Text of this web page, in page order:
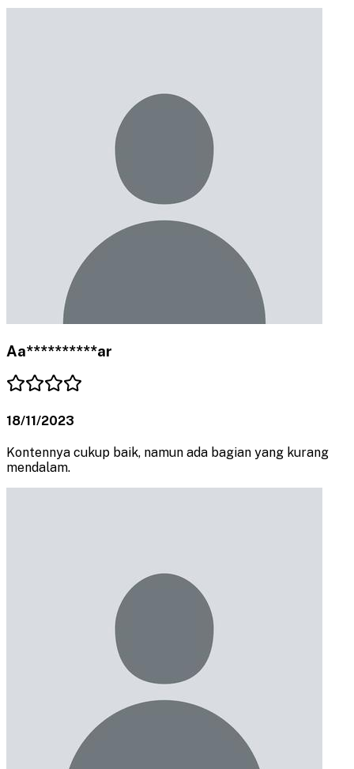
Aa**********ar
18/11/2023
Kontennya cukup baik, namun ada bagian yang kurang
mendalam.